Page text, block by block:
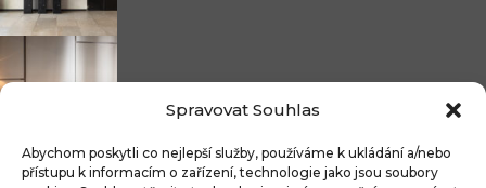
Spravovat Souhlas
Abychom poskytli co nejlepší služby, používáme k ukládání a/nebo
přístupu k informacím o zařízení, technologie jako jsou soubory